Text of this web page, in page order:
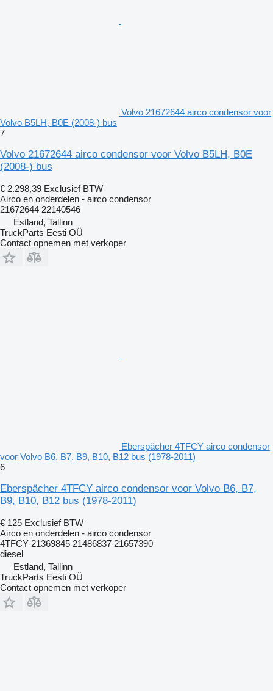
Volvo 21672644 airco condensor voor
Volvo B5LH, B0E (2008-) bus
7
Volvo 21672644 airco condensor voor Volvo B5LH, B0E
(2008-) bus
€ 2.298,39 Exclusief BTW
Airco en onderdelen - airco condensor
21672644 22140546
Estland, Tallinn
TruckParts Eesti OÜ
Contact opnemen met verkoper
Eberspächer 4TFCY airco condensor
voor Volvo B6, B7, B9, B10, B12 bus (1978-2011)
6
Eberspächer 4TFCY airco condensor voor Volvo B6, B7,
B9, B10, B12 bus (1978-2011)
€ 125 Exclusief BTW
Airco en onderdelen - airco condensor
4TFCY 21369845 21486837 21657390
diesel
Estland, Tallinn
TruckParts Eesti OÜ
Contact opnemen met verkoper